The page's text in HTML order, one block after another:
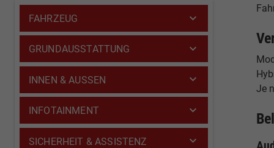
Je
FAHRZEUG
GRUNDAUSSTATTUNG
INNEN & AUSSEN
INFOTAINMENT
SICHERHEIT & ASSISTENZ